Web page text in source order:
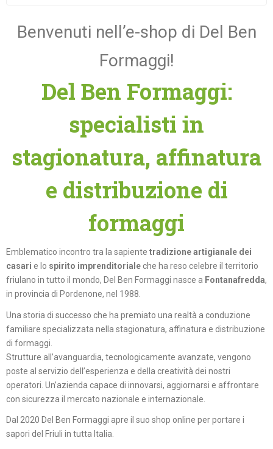
Benvenuti nell’e-shop di Del Ben
Formaggi!
Del Ben Formaggi:
specialisti in
stagionatura, affinatura
e distribuzione di
formaggi
Emblematico incontro tra la sapiente tradizione artigianale dei
casari e lo spirito imprenditorialeche ha reso celebre il territorio
friulano in tutto il mondo, Del Ben Formaggi nasce a Fontanafredda,
in provincia di Pordenone, nel 1988.
Una storia di successo che ha premiato una realtà a conduzione
familiare specializzata nella stagionatura, affinatura e distribuzione
di formaggi.
Strutture all’avanguardia, tecnologicamente avanzate, vengono
poste al servizio dell’esperienza e della creatività dei nostri
operatori. Un’azienda capace di innovarsi, aggiornarsi e affrontare
con sicurezza il mercato nazionale e internazionale.
Dal 2020 Del Ben Formaggi apre il suo shop online per portare i
sapori del Friuli in tutta Italia.